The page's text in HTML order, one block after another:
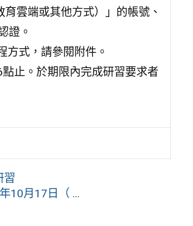
雲端或其他方式）」的帳號、
證。
方式，請參閱附件。
止。於期限內完成研習要求者
習
10月17日（ ...